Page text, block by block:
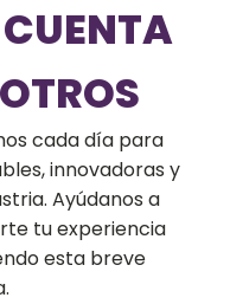
cada día para
innovadoras y
Ayúdanos a
tu experiencia
esta breve